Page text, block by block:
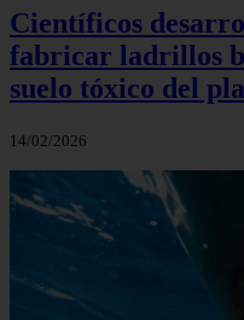
Científicos
fabricar ladrillos
suelo tóxico del
14/02/2026